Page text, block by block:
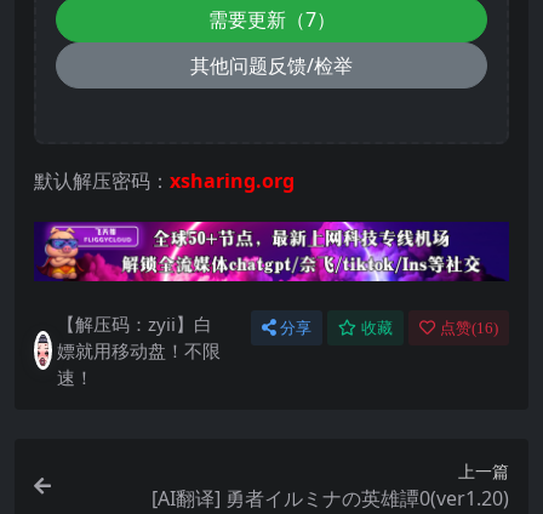
需要更新（7）
其他问题反馈/检举
默认解压密码： xsharing.org
【解压码：zyii】白
嫖就用移动盘！不限
速！
分享 收藏 点赞(16)
上一篇
[AI翻译] 勇者イルミナの英雄譚0(ver1.20)